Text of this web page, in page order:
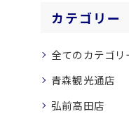
カテゴリー
全てのカテゴリ
青森観光通店
弘前高田店